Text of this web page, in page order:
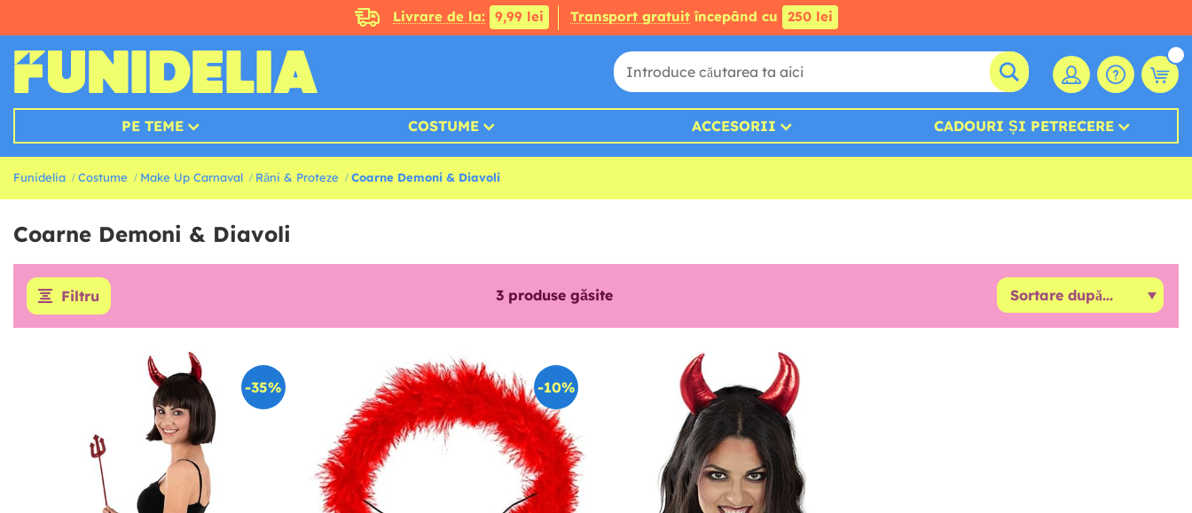
Livrare de la: 9,99 lei Transport gratuitîncepând cu 250 lei
PE TEME COSTUME ACCESORII CADOURI ȘI PETRECERE
Funidelia Costume Make Up Carnaval Răni & Proteze Coarne Demoni & Diavoli
Coarne Demoni & Diavoli
Filtru 3produse găsite
-35% -10%